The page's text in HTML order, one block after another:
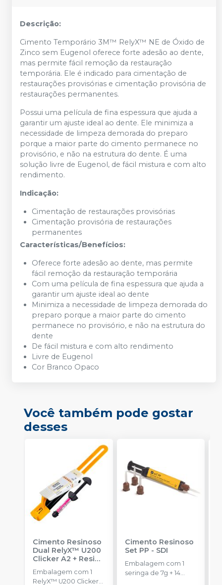
Descrição:
Cimento Temporário 3M™ RelyX™ NE de Óxido de
Zinco sem Eugenol oferece forte adesão ao dente,
mas permite fácil remoção da restauração
temporária. Ele é indicado para cimentação de
restaurações provisórias e cimentação provisória de
restaurações permanentes.
Possui uma película de fina espessura que ajuda a
garantir um ajuste ideal ao dente. Ele minimiza a
necessidade de limpeza demorada do preparo
porque a maior parte do cimento permanece no
provisório, e não na estrutura do dente. É uma
solução livre de Eugenol, de fácil mistura e com alto
rendimento.
Indicação:
Cimentação de restaurações provisórias
Cimentação provisória de restaurações
permanentes
Características/Benefícios:
Oferece forte adesão ao dente, mas permite
fácil remoção da restauração temporária
Com uma película de fina espessura que ajuda a
garantir um ajuste ideal ao dente
Minimiza a necessidade de limpeza demorada do
preparo porque a maior parte do cimento
permanece no provisório, e não na estrutura do
dente
De fácil mistura e com alto rendimento
Livre de Eugenol
Cor Branco Opaco
Você também pode gostar
desses
Cimento Resinoso
Dual RelyX™ U200
Clicker A2 + Resina
Filtek™ Universal
A3-SOLVENTUM
Embalagem com 1
RelyX™ U200 Clicker
Cimento Resinoso
Set PP - SDI
Embalagem com 1
seringa de 7g + 14